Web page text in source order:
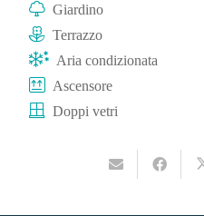
Giardino
Terrazzo
Aria condizionata
Ascensore
Doppi vetri